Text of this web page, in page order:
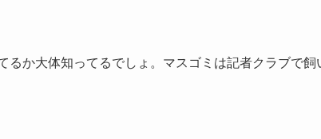
るか大体知ってるでしょ。マスゴミは記者クラブで